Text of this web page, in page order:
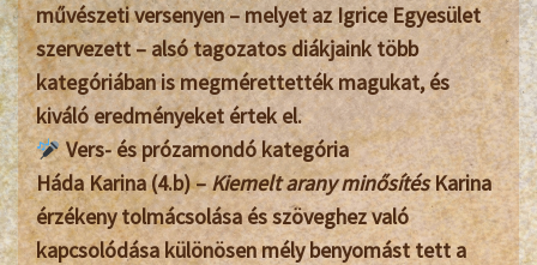
művészeti versenyen – melyet az Igrice Egyesület
szervezett – alsó tagozatos diákjaink több
kategóriában is megmérettették magukat, és
kiváló eredményeket értek el.
Vers- és prózamondó kategória
Háda Karina (4.b)–Kiemelt arany minősítésKarina
érzékeny tolmácsolása és szöveghez való
kapcsolódása különösen mély benyomást tett a